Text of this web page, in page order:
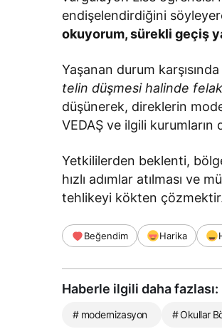
endişelendirdiğini
okuyorum, sürekli geçiş
Yaşanan durum
telin düşmesi halinde
düşünerek, direklerin
VEDAŞ ve ilgili
Yetkililerden beklenti,
hızlı adımlar atılması ve
tehlikeyi kökten
Beğendim Harika
Haberle ilgili daha fazlası:
# modernizasyon # Okullar